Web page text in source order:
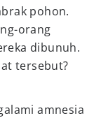
pohon.
orang
dibunuh.
tersebut?
amnesia